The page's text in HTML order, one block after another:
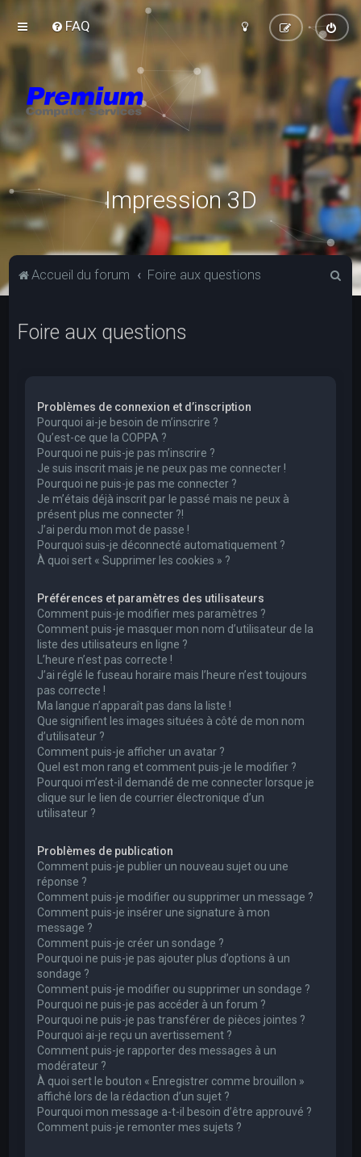
FAQ
Impression 3D
Accueil du forum Foire aux questions
Foire aux questions
Problèmes de connexion et d’inscription
Pourquoi ai-je besoin de m’inscrire ?
Qu’est-ce que la COPPA ?
Pourquoi ne puis-je pas m’inscrire ?
Je suis inscrit mais je ne peux pas me connecter !
Pourquoi ne puis-je pas me connecter ?
Je m’étais déjà inscrit par le passé mais ne peux à
présent plus me connecter ?!
J’ai perdu mon mot de passe !
Pourquoi suis-je déconnecté automatiquement ?
À quoi sert « Supprimer les cookies » ?
Préférences et paramètres des utilisateurs
Comment puis-je modifier mes paramètres ?
Comment puis-je masquer mon nom d’utilisateur de la
liste des utilisateurs en ligne ?
L’heure n’est pas correcte !
J’ai réglé le fuseau horaire mais l’heure n’est toujours
pas correcte !
Ma langue n’apparaît pas dans la liste !
Que signifient les images situées à côté de mon nom
d’utilisateur ?
Comment puis-je afficher un avatar ?
Quel est mon rang et comment puis-je le modifier ?
Pourquoi m’est-il demandé de me connecter lorsque je
clique sur le lien de courrier électronique d’un
utilisateur ?
Problèmes de publication
Comment puis-je publier un nouveau sujet ou une
réponse ?
Comment puis-je modifier ou supprimer un message ?
Comment puis-je insérer une signature à mon
message ?
Comment puis-je créer un sondage ?
Pourquoi ne puis-je pas ajouter plus d’options à un
sondage ?
Comment puis-je modifier ou supprimer un sondage ?
Pourquoi ne puis-je pas accéder à un forum ?
Pourquoi ne puis-je pas transférer de pièces jointes ?
Pourquoi ai-je reçu un avertissement ?
Comment puis-je rapporter des messages à un
modérateur ?
À quoi sert le bouton « Enregistrer comme brouillon »
affiché lors de la rédaction d’un sujet ?
Pourquoi mon message a-t-il besoin d’être approuvé ?
Comment puis-je remonter mes sujets ?